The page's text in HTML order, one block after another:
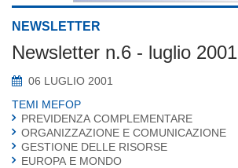
NEWSLETTER
Newsletter n.6 - luglio 2001
06 LUGLIO 2001
TEMI MEFOP
PREVIDENZA COMPLEMENTARE
ORGANIZZAZIONE E COMUNICAZIONE
GESTIONE DELLE RISORSE
EUROPA E MONDO